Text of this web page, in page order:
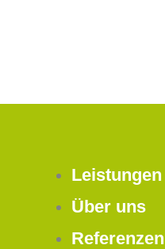
Leistungen
Über uns
Referenzen